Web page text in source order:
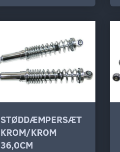
STØDDÆMPERSÆT
KROM/KROM
36,0CM